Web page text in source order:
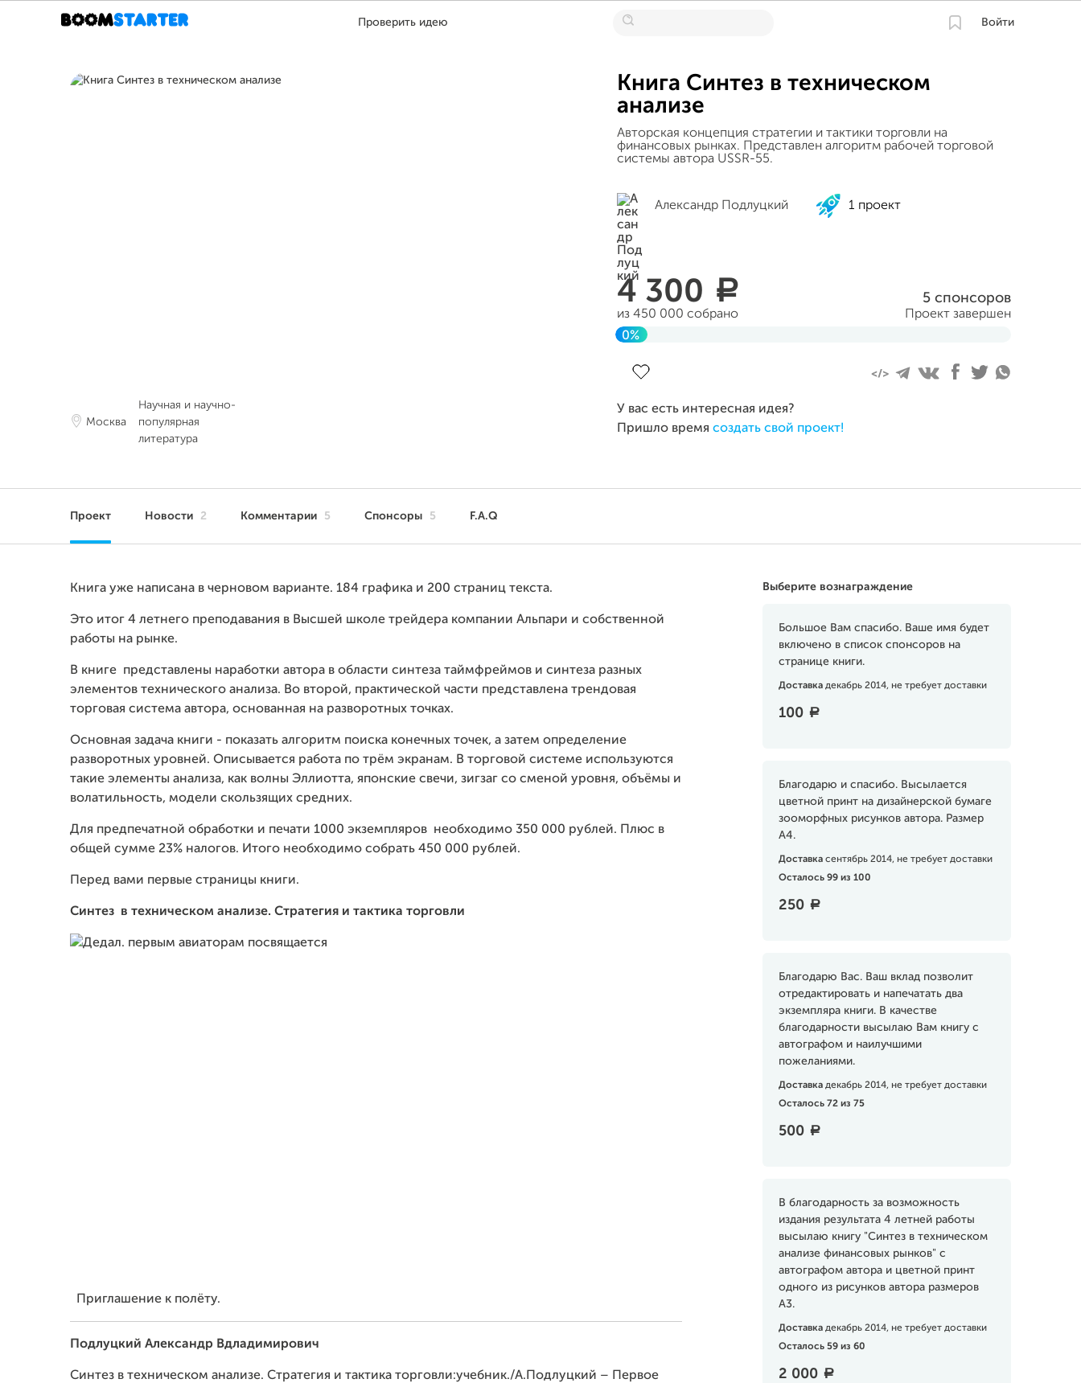
Проверить идею Войти
Москва
Научная и научно-
популярная
литература
Книга Синтез в техническом
анализе
Авторская концепция стратегии и тактики торговли на
финансовых рынках. Представлен алгоритм рабочей торговой
системы автора USSR-55.
Александр Подлуцкий 1 проект
4 300 a
из 450 000 собрано
5 спонсоров
Проект завершен
0%
У вас есть интересная идея?
Пришло время создать свой проект!
Проект Новости 2 Комментарии 5 Спонсоры 5 F.A.Q
Выберите вознаграждение
Большое Вам спасибо. Ваше имя будет
включено в список спонсоров на
странице книги.
Доставка декабрь 2014, не требует доставки
100 a
Благодарю и спасибо. Высылается
цветной принт на дизайнерской бумаге
зооморфных рисунков автора. Размер
А4.
Доставка сентябрь 2014, не требует доставки
Осталось 99 из 100
250 a
Благодарю Вас. Ваш вклад позволит
отредактировать и напечатать два
экземпляра книги. В качестве
благодарности высылаю Вам книгу с
автографом и наилучшими
пожеланиями.
Доставка декабрь 2014, не требует доставки
Осталось 72 из 75
500 a
В благодарность за возможность
издания результата 4 летней работы
высылаю книгу "Синтез в техническом
анализе финансовых рынков" с
автографом автора и цветной принт
одного из рисунков автора размеров
А3.
Доставка декабрь 2014, не требует доставки
Осталось 59 из 60
2 000 a
Книга уже написана в черновом варианте. 184 графика и 200 страниц текста.
Это итог 4 летнего преподавания в Высшей школе трейдера компании Альпари и собственной
работы на рынке.
В книге представлены наработки автора в области синтеза таймфреймов и синтеза разных
элементов технического анализа. Во второй, практической части представлена трендовая
торговая система автора, основанная на разворотных точках.
Основная задача книги - показать алгоритм поиска конечных точек, а затем определение
разворотных уровней. Описывается работа по трём экранам. В торговой системе используются
такие элементы анализа, как волны Эллиотта, японские свечи, зигзаг со сменой уровня, объёмы и
волатильность, модели скользящих средних.
Для предпечатной обработки и печати 1000 экземпляров необходимо 350 000 рублей. Плюс в
общей сумме 23% налогов. Итого необходимо собрать 450 000 рублей.
Перед вами первые страницы книги.
Синтез в техническом анализе. Стратегия и тактика торговли
Приглашение к полёту.
Подлуцкий Александр Вдладимирович
Синтез в техническом анализе. Стратегия и тактика торговли:учебник./А.Подлуцкий – Первое